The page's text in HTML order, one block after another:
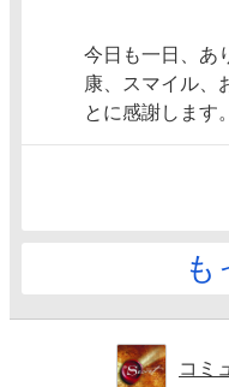
今日も一日、あ
康、スマイル、
とに感謝します。
も
コミ